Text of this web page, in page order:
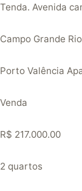
Tenda. Avenida
Campo Grande
Porto Valência
Venda
R$ 217.000.00
2 quartos